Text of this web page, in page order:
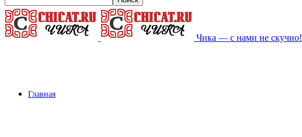
Чика — с нами не скучно!
Главная